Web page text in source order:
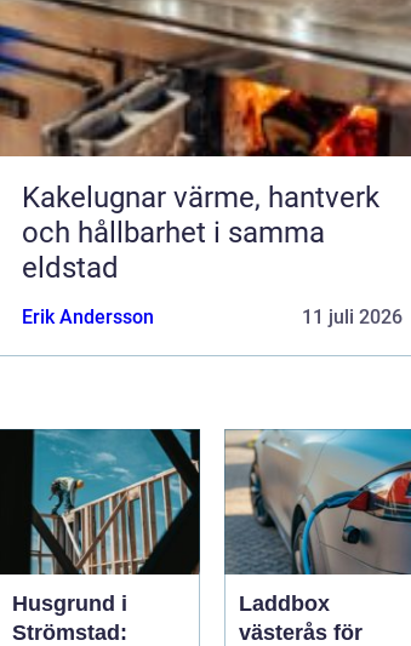
Kakelugnar värme, hantverk
och hållbarhet i samma
eldstad
Erik Andersson 11 juli 2026
Husgrund i
Strömstad:
Laddbox
västerås för